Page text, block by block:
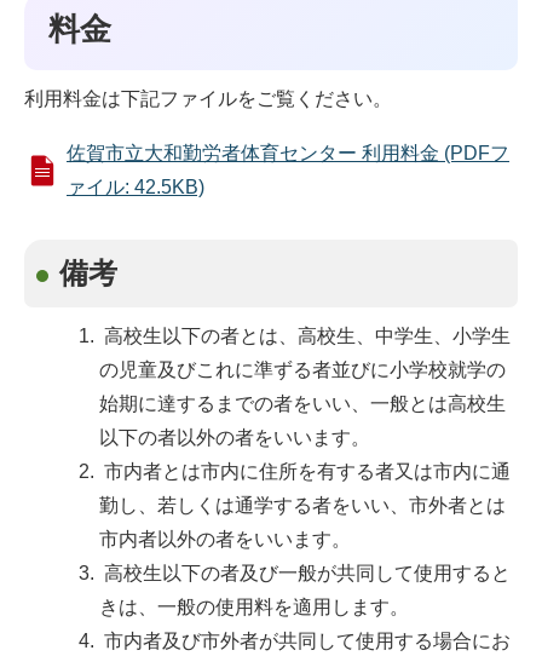
料金
利用料金は下記ファイルをご覧ください。
佐賀市立大和勤労者体育センター 利用料金 (PDFフ
ァイル: 42.5KB)
備考
高校生以下の者とは、高校生、中学生、小学生
の児童及びこれに準ずる者並びに小学校就学の
始期に達するまでの者をいい、一般とは高校生
以下の者以外の者をいいます。
市内者とは市内に住所を有する者又は市内に通
勤し、若しくは通学する者をいい、市外者とは
市内者以外の者をいいます。
高校生以下の者及び一般が共同して使用すると
きは、一般の使用料を適用します。
市内者及び市外者が共同して使用する場合にお